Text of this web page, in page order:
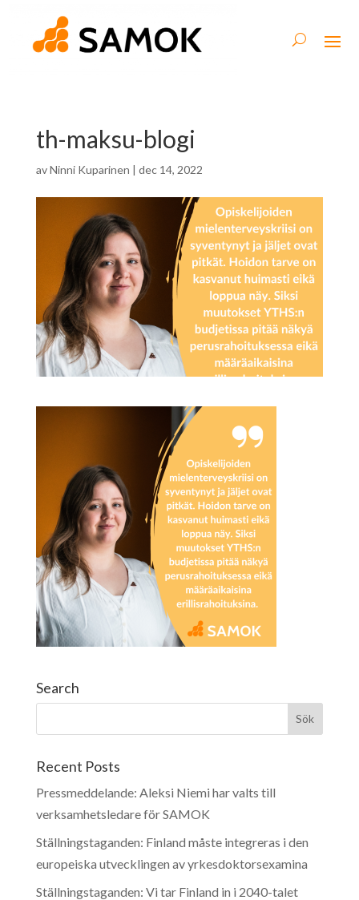
th-maksu-blogi
avNinni Kuparinen | dec 14, 2022
Search
Recent Posts
Pressmeddelande: Aleksi Niemi har valts till
verksamhetsledare för SAMOK
Ställningstaganden: Finland måste integreras i den
europeiska utvecklingen av yrkesdoktorsexamina
Ställningstaganden: Vi tar Finland in i 2040-talet